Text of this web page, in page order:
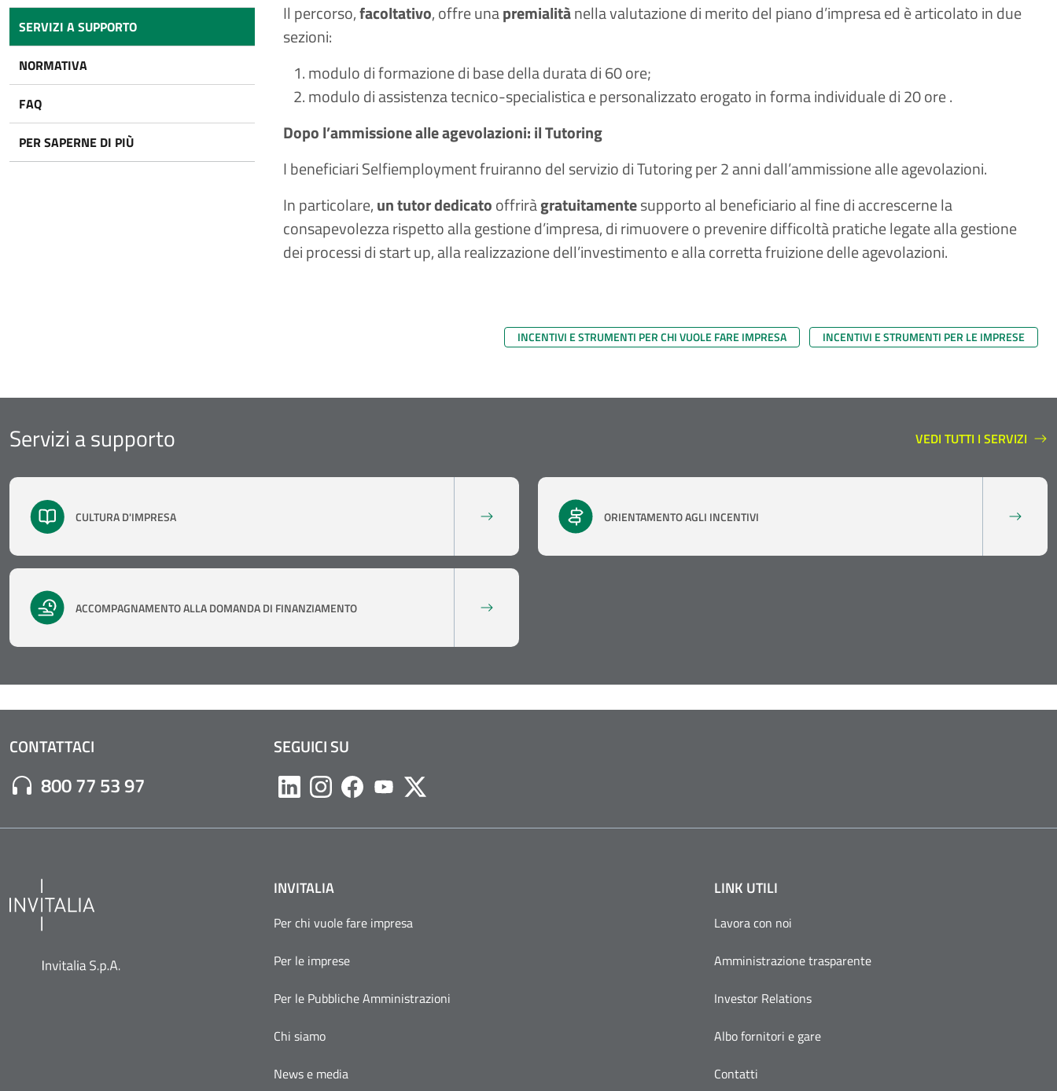
SERVIZI A SUPPORTO
NORMATIVA
FAQ
PER SAPERNE DI PIÙ
Il percorso,facoltativo, offre unapremialitànella valutazione di merito del piano d’impresa ed è articolato in due
sezioni:​
modulo di formazione di base della durata di 60 ore​;
modulo di assistenza tecnico-specialistica e personalizzato erogato in forma individuale di 20 ore ​.
Dopo l’ammissione alle agevolazioni: il Tutoring​
I beneficiari Selfiemployment fruiranno del servizio di Tutoring per 2 anni dall’ammissione alle agevolazioni.
In particolare,un tutor dedicatooffriràgratuitamentesupporto al beneficiario al fine di accrescerne la
consapevolezza rispetto alla gestione d’impresa, di rimuovere o prevenire difficoltà pratiche legate alla gestione
dei processi di start up, alla realizzazione dell’investimento e alla corretta fruizione delle agevolazioni.​
INCENTIVI E STRUMENTI PER CHI VUOLE FARE IMPRESA INCENTIVI E STRUMENTI PER LE IMPRESE
Servizi a supporto VEDI TUTTI I SERVIZI
SERVIZI A SUPPORTO
CULTURA D'IMPRESA ORIENTAMENTO AGLI INCENTIVI
ACCOMPAGNAMENTO ALLA DOMANDA DI FINANZIAMENTO
CONTATTACI
Numero di Telefono:
800 77 53 97
SEGUICI SU
LikedinInstagram
Facebook
YoutubeTwitter
INVITALIA
Per chi vuole fare impresa
Per le imprese
Per le Pubbliche Amministrazioni
Chi siamo
News e media
LINK UTILI
Lavora con noi
Amministrazione trasparente
Investor Relations
Albo fornitori e gare
Contatti